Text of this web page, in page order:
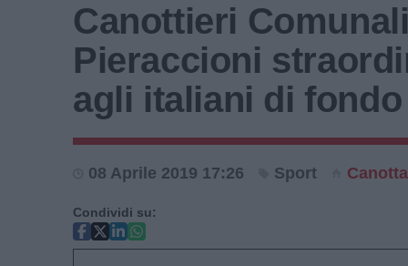
Canottieri
Pieraccioni
agli italiani di fondo
08 Aprile 2019 17:26 Sport
Condividi su: